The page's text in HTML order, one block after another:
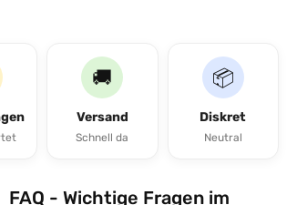
🚚
Versand
Schnell da
📦
Diskret
Neutral
FAQ - Wichtige Fragen im